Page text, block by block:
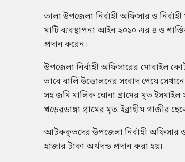
তালা উপজেলা নির্বাহী অফিসার ও
মাটি ব্যবস্থাপনা আইন ২০১০ এর ৪ ও
প্রদান করেন।
উপজেলা নির্বাহী অফিসারের মোবাইল
ভাবে বালি উত্তোলনের সংবাদ পেয়ে
সহ জমি মালিক ঘোনা গ্রামের মৃত
খড়েরডাঙ্গা গ্রামের মৃত. ইব্রাহীম
আটককৃতদের উপজেলা নির্বাহী অফিসার ও
হাজার টাকা অর্থদন্ড প্রদান করা হয়।